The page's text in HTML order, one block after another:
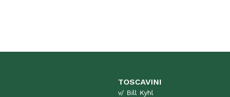
TOSCAVINI
v/ Bill Kyhl